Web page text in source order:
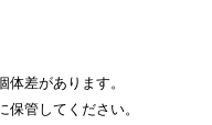
差があります。
てください。